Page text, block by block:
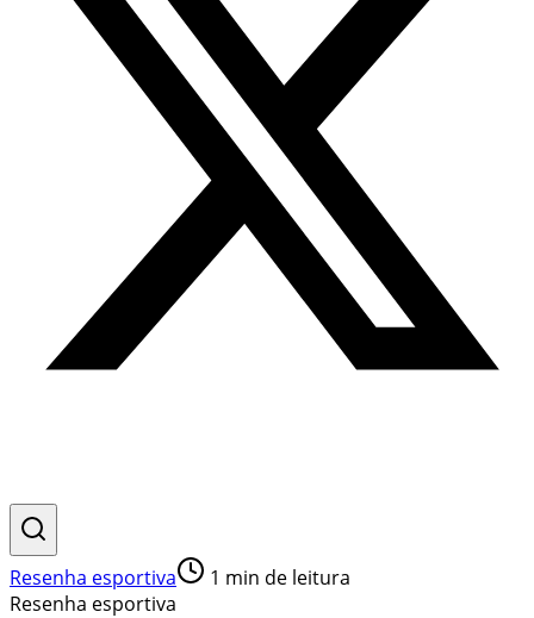
Resenha esportiva 1 min de leitura
Resenha esportiva